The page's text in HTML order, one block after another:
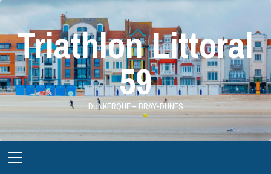
Skip
contentTriathlon Littoral
59
DUNKERQUE – BRAY-DUNES
Menu